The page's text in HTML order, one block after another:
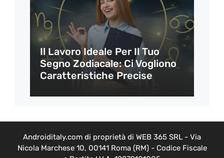
Il Lavoro Ideale Per Il Tuo
Segno Zodiacale: Ci Vogliono
Caratteristiche Precise
Androiditaly.com di proprietà di WEB 365 SRL - Via
Nicola Marchese 10, 00141 Roma (RM) - Codice Fiscale